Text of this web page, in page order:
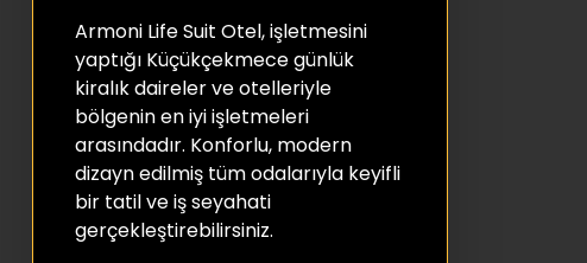
Armoni Life Suit Otel, işletmesini
yaptığı Küçükçekmece günlük
kiralık daireler ve otelleriyle
bölgenin en iyi işletmeleri
arasındadır. Konforlu, modern
dizayn edilmiş tüm odalarıyla keyifli
bir tatil ve iş seyahati
gerçekleştirebilirsiniz.